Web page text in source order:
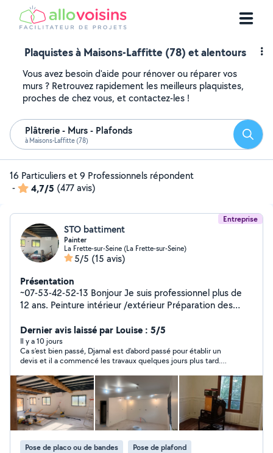
Plaquistes à Maisons-Laffitte (78) et alentours
Vous avez besoin d'aide pour rénover ou réparer vos
murs ? Retrouvez rapidement les meilleurs plaquistes,
proches de chez vous, et contactez-les !
Plâtrerie - Murs - Plafonds
à Maisons-Laffitte (78)
16 Particuliers et 9 Professionnels répondent
-
4,7/5 (477 avis)
Entreprise
STO battiment
Painter
La Frette-sur-Seine (La Frette-sur-Seine)
5/5 (15 avis)
Présentation
~07-53-42-52-13 Bonjour Je suis professionnel plus de
12 ans. Peinture intérieur /extérieur Préparation des
peinture (murs, plafond, portes, meubles et ) -finitions -
nettoyage des lieux -pose de papier peint -pose de
papier peint panoramique -pose toille de verre -pose
fibre de verre(avec l'enduit) -pose de parquet -pose de
lino -peinture carrelage (salle de bain, toilet) Disponible
pour tout ca:Le travail sera effectué avec propreté,
honnêteté, sérieux et qualité. Devis gratuit
/déplacement offert Vous satisfaire et vous tenir
informé(e) de l'avancement des travaux est ma priorité
absolue. Condrailment
Dernier avis laissé par Louise : 5/5
Il y a 10 jours
Ca s’est bien passé, Djamal est d’abord passé pour établir un
devis et il a commencé les travaux quelques jours plus tard.
Pose de placo ou de bandes Pose de plafond